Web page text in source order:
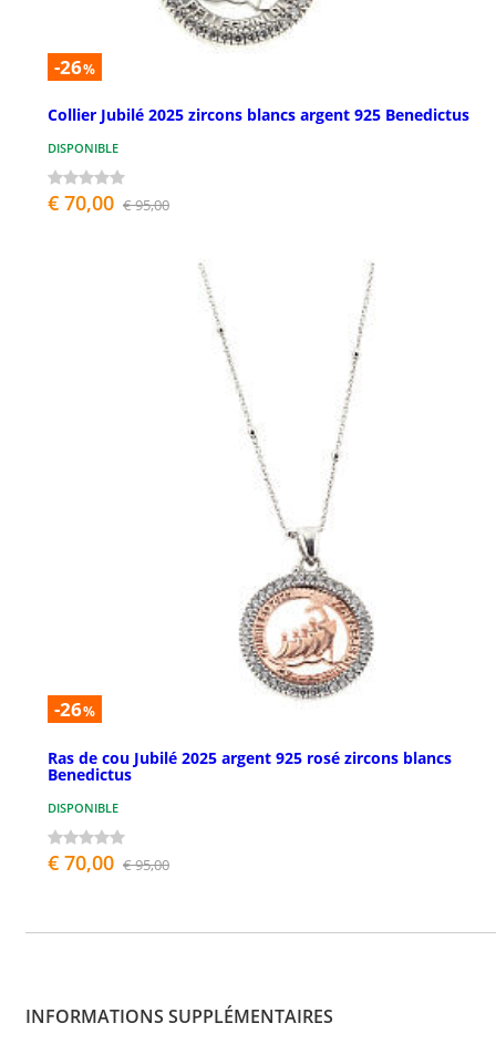
-26%
Collier Jubilé 2025 zircons blancs argent 925 Benedictus
DISPONIBLE
€ 70,00 € 95,00
-26%
Ras de cou Jubilé 2025 argent 925 rosé zircons blancs
Benedictus
DISPONIBLE
€ 70,00 € 95,00
INFORMATIONS SUPPLÉMENTAIRES